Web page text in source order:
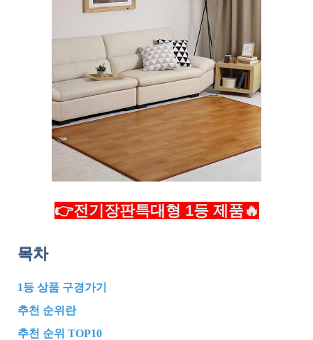
👉전기장판특대형 1등 제품🔥
목차
1등 상품 구경가기
추천 순위란
추천 순위 TOP10